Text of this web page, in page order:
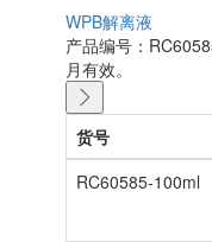
WPB解离液
产品编号：
月有效。
货号
RC60585-100ml